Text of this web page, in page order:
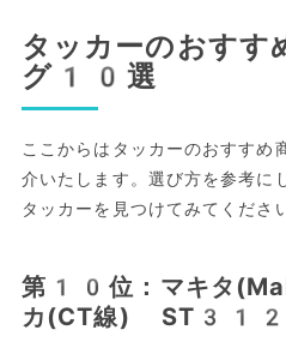
タッカーのおすす
グ10選
ここからはタッカーのおすすめ
介いたします。選び方を参考に
タッカーを見つけてみてくださ
第10位：マキタ
カ(CT線)